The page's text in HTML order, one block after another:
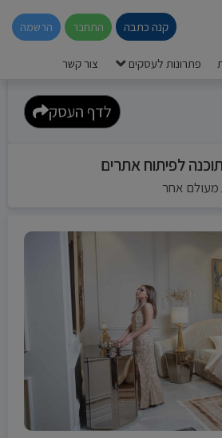
קנה כתבה התחבר הרשמה
פתרונות לעסקים צור קשר
לדף העסק
מעולם אחר